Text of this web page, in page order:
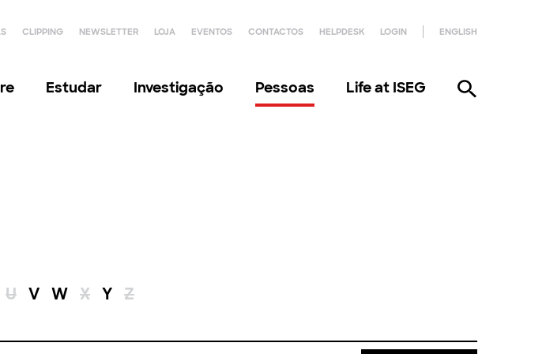
CLIPPING NEWSLETTER LOJA EVENTOS CONTACTOS HELPDESK LOGIN ENGLISH
Estudar Investigação Pessoas Life at ISEG
U V W X Y Z